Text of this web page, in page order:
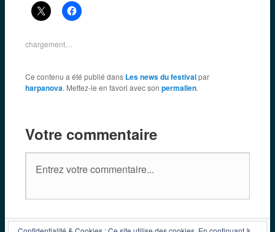
chargement…
Ce contenu a été publié dans Les news du festivalpar
harpanova. Mettez-le en favori avec son permalien.
Votre commentaire